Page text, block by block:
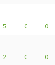
5 0 0
2 0 0